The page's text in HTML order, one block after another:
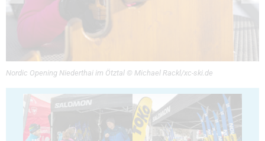
Nordic Opening Niederthai im Ötztal © Michael Rackl/xc-ski.de